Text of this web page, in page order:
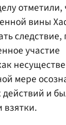
отметили,
вины
участие
мере
действий и